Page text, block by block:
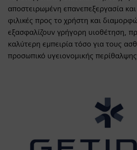
αποστειρωμένη επανεπεξεργασία και
φιλικές προς το χρήστη και
εξασφαλίζουν γρήγορη υιοθέτηση,
καλύτερη εμπειρία τόσο για τους
προσωπικό υγειονομικής